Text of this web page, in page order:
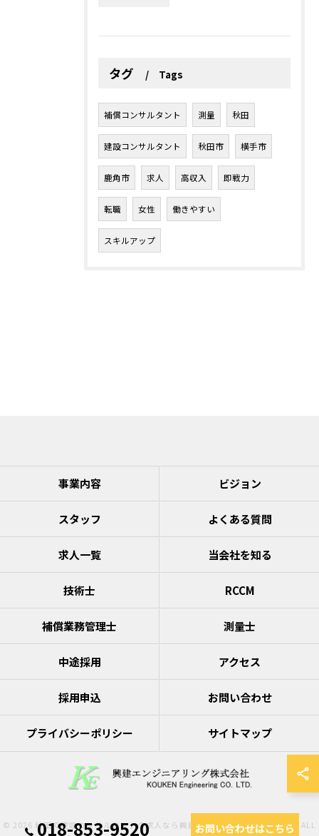
タグ Tags
補償コンサルタント 測量 秋田
建設コンサルタント 秋田市 横手市
鹿角市 求人 高収入 即戦力
転職 女性 働きやすい
スキルアップ
018-853-9520 お問い合わせはこちら
事業内容 ビジョン
スタッフ よくある質問
求人一覧 当会社を知る
技術士 RCCM
補償業務管理士 測量士
中途採用 アクセス
採用申込 お問い合わせ
プライバシーポリシー サイトマップ
© 2026 秋田で建設コンサルタントの求人なら興建エンジニアリング株式会社 ALL